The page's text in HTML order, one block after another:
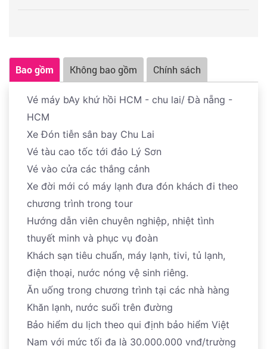
2/ Thông tin Blog MIỀN TRUNG:
BLOG BIỂN MIỀN TRUNG/BLOG DU LỊCH
3/ DU LỊCH LIÊN TUYẾN MIỀN TRUNG VIỆT NAM:
/ Ưu đãi - khuyến mãi - tour giờ chót
Được cập nhật mới nhất tại Fanpage:
HÌNH ẢNH THỰC TẾ VIETTOURIST
CHÙM TOUR ƯU ĐÃI
Bao gồm Không bao gồm Chính sách
Vé máy bAy khứ hồi HCM - chu lai/ Đà nẵng -
HCM
Xe Đón tiễn sân bay Chu Lai
Vé tàu cao tốc tới đảo Lý Sơn
Vé vào cửa các thắng cảnh
Xe đời mới có máy lạnh đưa đón khách đi theo
chương trình trong tour
Hướng dẫn viên chuyên nghiệp, nhiệt tình
thuyết minh và phục vụ đoàn
Khách sạn tiêu chuẩn, máy lạnh, tivi, tủ lạnh,
điện thoại, nước nóng vệ sinh riêng.
Ăn uống trong chương trình tại các nhà hàng
Khăn lạnh, nước suối trên đường
Bảo hiểm du lịch theo qui định bảo hiểm Việt
Nam với mức tối đa là 30.000.000 vnđ/trường